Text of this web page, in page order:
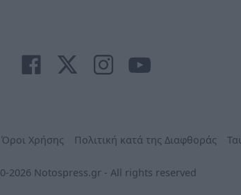
Όροι Χρήσης Πολιτική κατά της Διαφθοράς
2026 Notospress.gr - All rights reserved